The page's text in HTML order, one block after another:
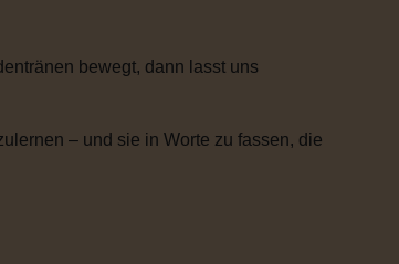
bewegt, dann lasst uns
– und sie in Worte zu fassen, die